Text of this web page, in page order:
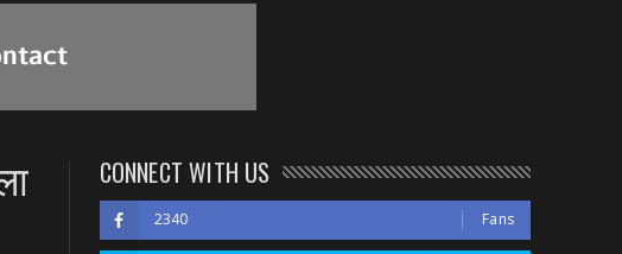
CONNECT WITH US
2340 Fans